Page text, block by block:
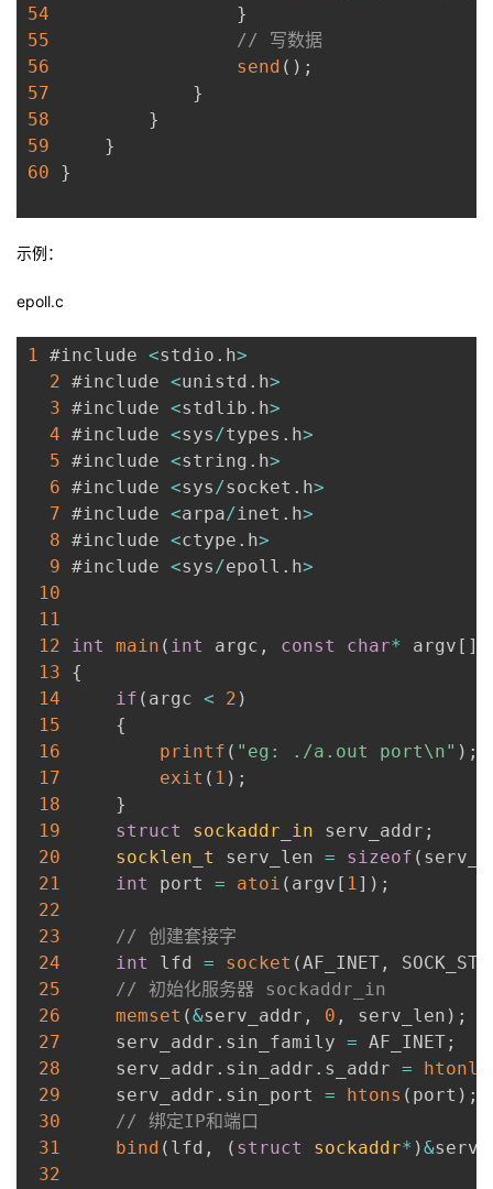
54
}
55
// 写数据
56
send ( ) ;
57
}
58
}
59
}
60
}
示例：
epoll.c
1 #include <stdio . h>
2 #include <unistd . h>
3 #include <stdlib . h>
4 #include <sys/types . h>
5 #include <string . h>
6 #include <sys/socket . h>
7 #include <arpa/inet . h>
8 #include <ctype . h>
9 #include <sys/epoll . h>
10
11
12
int main ( int argc , const char* argv [ ]
13
{
14
if ( argc < 2 )
15
{
16
printf ( "eg: ./a.out port\n" ) ;
17
exit ( 1 ) ;
18
}
19
struct sockaddr_in serv_addr ;
20
socklen_t serv_len = sizeof (
21
int port = atoi ( argv [ 1] ) ;
22
23
// 创建套接字
24
int lfd = socket (AF_INET ,
25
// 初始化服务器 sockaddr_in
26
memset (&serv_addr , 0 , serv_len ) ;
27
     serv_addr
. sin_family = AF_INET;
28
     serv_addr
. sin_addr . s_addr = htonl
29
     serv_addr
. sin_port = htons ( port ) ;
30
// 绑定IP和端口
31
bind ( lfd , ( struct sockaddr* )&
32